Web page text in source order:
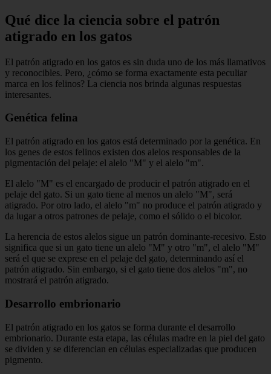
Qué dice la ciencia sobre el patrón
atigrado en los gatos
El patrón atigrado en los gatos es sin duda uno de los más llamativos
y reconocibles. Pero, ¿cómo se forma exactamente esta peculiar
marca en los felinos? La ciencia nos brinda algunas respuestas
interesantes.
Genética felina
El patrón atigrado en los gatos está determinado por la genética. En
los genes de estos felinos existen dos alelos responsables de la
pigmentación del pelaje: el alelo "M" y el alelo "m".
El alelo "M" es el encargado de producir el patrón atigrado en el
pelaje del gato. Si un gato tiene al menos un alelo "M", será
atigrado. Por otro lado, el alelo "m" no produce el patrón atigrado y
da lugar a otros patrones de pelaje, como el sólido o el bicolor.
La herencia de estos alelos sigue un patrón dominante-recesivo. Esto
significa que si un gato tiene un alelo "M" y otro "m", el alelo "M"
será el que se exprese en el pelaje del gato, determinando así el
patrón atigrado. Sin embargo, si el gato tiene dos alelos "m", no
mostrará el patrón atigrado.
Desarrollo embrionario
El patrón atigrado en los gatos se forma durante el desarrollo
embrionario. Durante esta etapa, las células madre en la piel del gato
se dividen y se diferencian en células especializadas que producen
pigmento.